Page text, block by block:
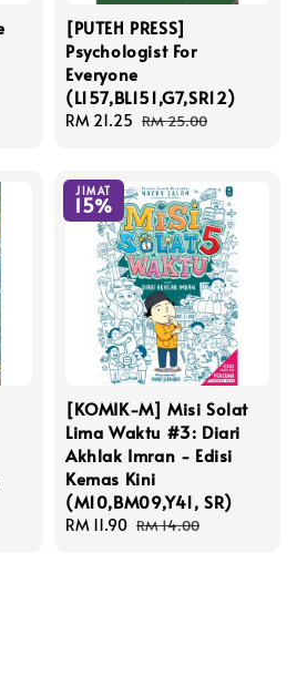
[PUTEH PRESS]
Psychologist For
Everyone
(L157,BL151,G7,SR12)
Sale
RM 21.25 Regular
RM 25.00
JIMAT
15%
[KOMIK-M] Misi Solat
Lima Waktu #3: Diari
Akhlak Imran - Edisi
Kemas Kini
(M10,BM09,Y41, SR)
Sale
RM 11.90 Regular
RM 14.00